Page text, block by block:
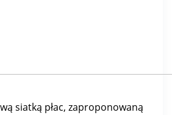
płac, zaproponowaną